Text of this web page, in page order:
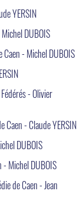
YERSIN
DUBOIS
Caen - Michel DUBOIS
- Olivier
Caen - Claude YERSIN
DUBOIS
- Michel DUBOIS
de Caen - Jean